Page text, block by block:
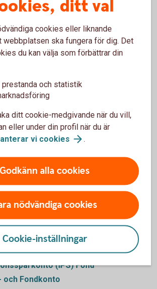
och Fondkonto
juni 2024
(ISK)
(ISK) Fond (pdf)
och Fondkonto (pdf)
juni 2024
(IPS)
(IPS) Fond
Fondkonto
ditt val
cookies eller liknande
webbplatsen ska fungera för dig. Det
du kan välja som förbättrar din
prestanda och statistik
ditt cookie-medgivande när du vill,
eller under din profil när du är
vi cookies .
Godkänn alla cookies
nödvändiga cookies
Cookie-inställningar